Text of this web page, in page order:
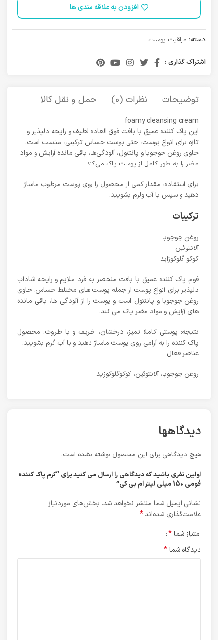
افزودن به علاقه مندی ها
دسته: مراقبت پوست
اشتراک گذاری :
توضیحات نظرات (0) حمل و نقل کالا
foamy cleansing cream
این پاک کننده عمیق با بافت فوق العاده لطیف و رایحه دلپذیر و
تازه برای انواع پوست، حتی پوست حساس ترکیبی، مناسب است.
حاوی روغن جوجوبا و پانتنول، آلودگی‌ها، باقی مانده آرایش و مواد
مضر را به طور کامل از پوست پاک می‌کند.
برای استفاده، مقدار کمی از محصول را روی پوست مرطوب ماساژ
دهید و سپس با آب ولرم بشویید.
ترکیبات
روغن جوجوبا
آلانتوئین
کوکو گلوکوزاید
فوم پاک کننده عمیق با بافت منحصر به فرد ملایم و رایحه شاداب
دلپذیر برای انواع پوست از جمله پوست های مختلط حساس. حاوی
روغن جوجوبا و پانتنول است و پوست را از آلودگی ها، باقی مانده
های آرایش و مواد مضر پاک می کند.
نتیجه: پوستی کاملا تمیز، درخشان، ظریف و با طراوت. محصول
پاک کننده را به آرامی روی پوست ماساژ دهید و با آب گرم بشویید.
عناصر فعال
روغن جوجوبا، آلانتوئین، کوکوگلوکوزید
دیدگاهها
هیچ دیدگاهی برای این محصول نوشته نشده است.
اولین نفری باشید که دیدگاهی را ارسال می کنید برای “کرم پاک کننده
فومی 150 میلی لیتر ام بی کی”
نشانی ایمیل شما منتشر نخواهد شد. بخش‌های موردنیاز
علامت‌گذاری شده‌اند*
امتیاز شما*
دیدگاه شما*